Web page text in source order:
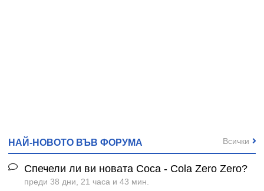
НАЙ-НОВОТО ВЪВ ФОРУМА
Спечели ли ви новата Coca - Cola Zero Zero?
преди 38 дни, 21 часа и 43 мин.
Всички